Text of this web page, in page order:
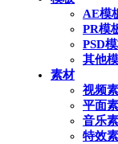
AE模
PR模
PSD
其他
素材
视频
平面
音乐
特效